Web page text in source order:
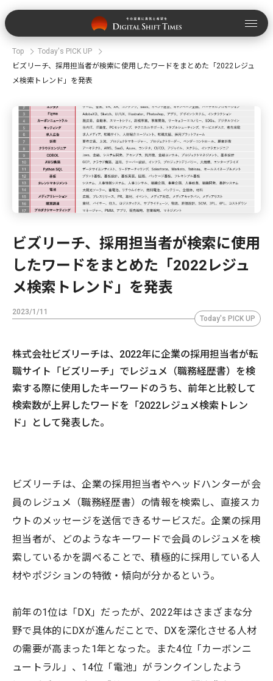
Top
Today's PICK UP
ビズリーチ、採用担当者が検索に使用したワードをまとめた「2022レジュ
メ検索トレンド」を発表
ビズリーチ、採用担当者が検索に使用
したワードをまとめた「2022レジュ
メ検索トレンド」を発表
2023/1/11
Today's PICK UP
株式会社ビズリーチは、2022年に企業の採用担当者が転
職サイト「ビズリーチ」でレジュメ（職務経歴書）を検
索する際に使用したキーワードのうち、前年と比較して
検索数が上昇したワードを「2022レジュメ検索トレン
ド」として発表した。
ビズリーチは、企業の採用担当者やヘッドハンターが会
員のレジュメ（職務経歴書）の情報を検索し、直接スカ
ウトのメッセージを送信できるサービスだ。企業の採用
担当者が、どのようなキーワードで会員のレジュメを検
索しているかを調べることで、積極的に採用している人
材やポジションの特徴・傾向が分かるという。
前年の1位は「DX」だったが、2022年はさまざまな分
野で具体的にDXが進んだことで、DXを深化させる人材
の需要が高まった1年となった。また4位「カーボンニ
ュートラル」、14位「電池」がランクインしたよう